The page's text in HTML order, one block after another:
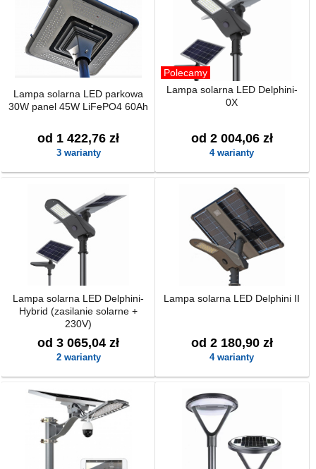
Lampa solarna LED parkowa
30W panel 45W LiFePO4 60Ah
od 1 422,76 zł
3 warianty
Polecamy
Lampa solarna LED Delphini-
0X
od 2 004,06 zł
4 warianty
Lampa solarna LED Delphini-
Hybrid (zasilanie solarne +
230V)
od 3 065,04 zł
2 warianty
Lampa solarna LED Delphini II
od 2 180,90 zł
4 warianty